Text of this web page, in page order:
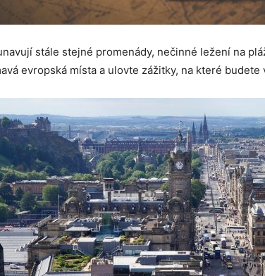
stále stejné promenády, nečinné ležení na
evropská místa a ulovte zážitky, na které